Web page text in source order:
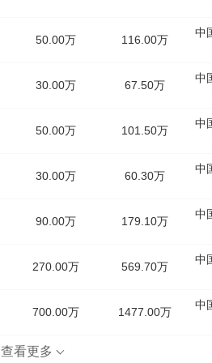
50.00万 116.00万
中
30.00万 67.50万
中
50.00万 101.50万
中
30.00万 60.30万
中
90.00万 179.10万
中
270.00万 569.70万
中
700.00万 1477.00万
中
查看更多